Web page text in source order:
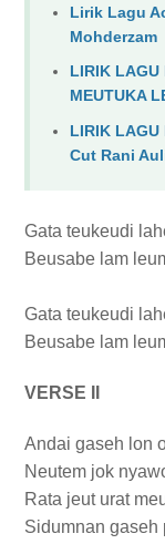
Lirik Lagu
Mohderzam
LIRIK LAGU
MEUTUKA
LIRIK
Cut Rani
Gata teukeudi
Beusabe lam
Gata teukeudi
Beusabe lam
VERSE II
Andai gaseh lon
Neutem jok
Rata jeut urat
Sidumnan gaseh